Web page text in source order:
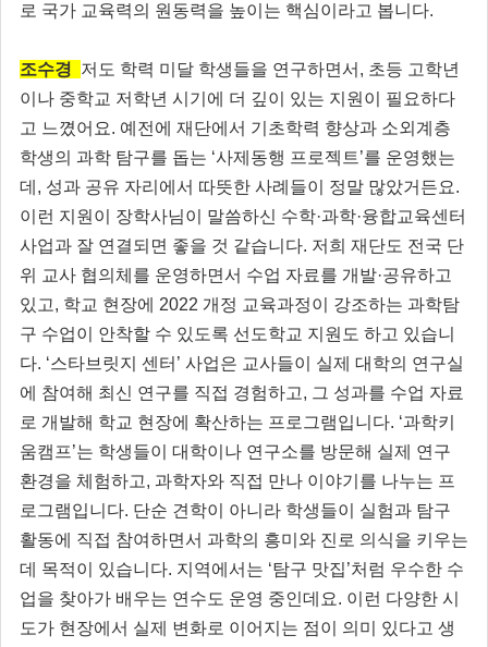
로 국가 교육력의 원동력을 높이는 핵심이라고 봅니다.
조수경 저도 학력 미달 학생들을 연구하면서, 초등 고학년
이나 중학교 저학년 시기에 더 깊이 있는 지원이 필요하다
고 느꼈어요. 예전에 재단에서 기초학력 향상과 소외계층
학생의 과학 탐구를 돕는 ‘사제동행 프로젝트’를 운영했는
데, 성과 공유 자리에서 따뜻한 사례들이 정말 많았거든요.
이런 지원이 장학사님이 말씀하신 수학·과학·융합교육센터
사업과 잘 연결되면 좋을 것 같습니다. 저희 재단도 전국 단
위 교사 협의체를 운영하면서 수업 자료를 개발·공유하고
있고, 학교 현장에 2022 개정 교육과정이 강조하는 과학탐
구 수업이 안착할 수 있도록 선도학교 지원도 하고 있습니
다. ‘스타브릿지 센터’ 사업은 교사들이 실제 대학의 연구실
에 참여해 최신 연구를 직접 경험하고, 그 성과를 수업 자료
로 개발해 학교 현장에 확산하는 프로그램입니다. ‘과학키
움캠프’는 학생들이 대학이나 연구소를 방문해 실제 연구
환경을 체험하고, 과학자와 직접 만나 이야기를 나누는 프
로그램입니다. 단순 견학이 아니라 학생들이 실험과 탐구
활동에 직접 참여하면서 과학의 흥미와 진로 의식을 키우는
데 목적이 있습니다. 지역에서는 ‘탐구 맛집’처럼 우수한 수
업을 찾아가 배우는 연수도 운영 중인데요. 이런 다양한 시
도가 현장에서 실제 변화로 이어지는 점이 의미 있다고 생